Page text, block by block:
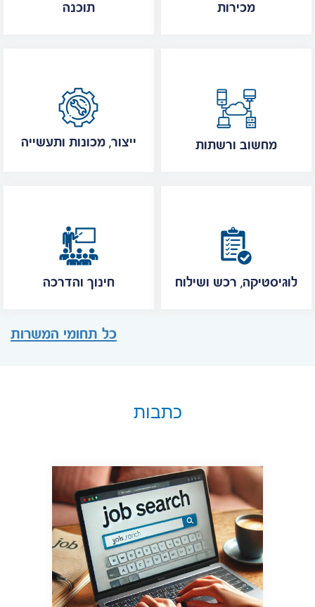
תוכנה מכירות
ייצור, מכונות ותעשייה מחשוב ורשתות
חינוך והדרכה לוגיסטיקה, רכש ושילוח
כל תחומי המשרות
כתבות